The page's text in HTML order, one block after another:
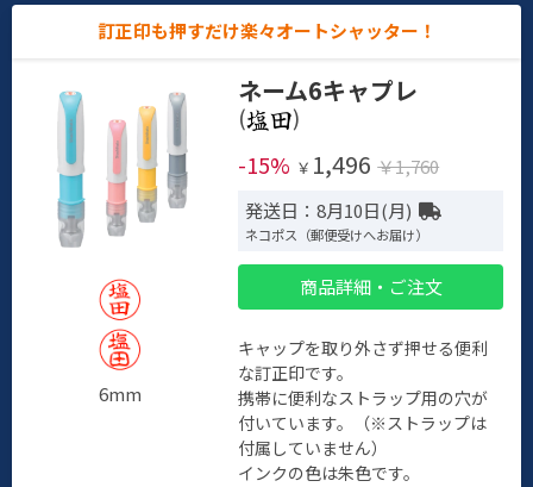
訂正印も押すだけ楽々オートシャッター！
6mm
ネーム6キャプレ
(
)
-15% ￥ 1,496 ￥1,760
発送日：8月10日(月)
ネコポス（郵便受けへお届け）
商品詳細・ご注文
キャップを取り外さず押せる便利
な訂正印です。
携帯に便利なストラップ用の穴が
付いています。（※ストラップは
付属していません）
インクの色は朱色です。